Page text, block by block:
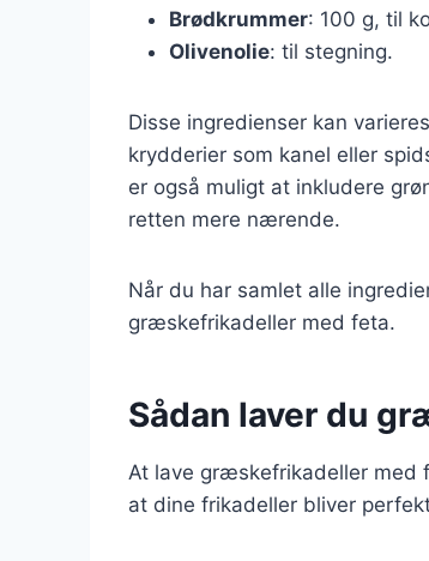
Brødkrummer: 100 g, til
Olivenolie: til stegning.
Disse ingredienser kan
krydderier som kanel eller
er også muligt at inkludere
retten mere nærende.
Når du har samlet alle
græskefrikadeller med feta.
Sådan laver du
At lave græskefrikadeller med
at dine frikadeller bliver